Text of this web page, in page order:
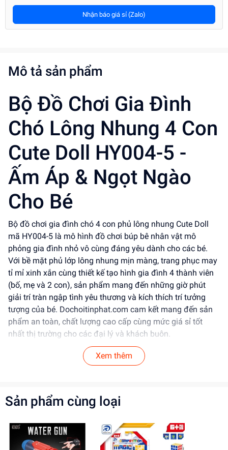
Nhận báo giá sỉ (Zalo)
Mô tả sản phẩm
Bộ Đồ Chơi Gia Đình
Chó Lông Nhung 4 Con
Cute Doll HY004-5 -
Ấm Áp & Ngọt Ngào
Cho Bé
Bộ đồ chơi gia đình chó 4 con phủ lông nhung Cute Doll
mã HY004-5 là mô hình đồ chơi búp bê nhân vật mô
phỏng gia đình nhỏ vô cùng đáng yêu dành cho các bé.
Với bề mặt phủ lớp lông nhung mịn màng, trang phục may
tỉ mỉ xinh xắn cùng thiết kế tạo hình gia đình 4 thành viên
(bố, mẹ và 2 con), sản phẩm mang đến những giờ phút
giải trí tràn ngập tình yêu thương và kích thích trí tưởng
tượng của bé. Dochoitinphat.com cam kết mang đến sản
phẩm an toàn, chất lượng cao cấp cùng mức giá sỉ tốt
nhất thị trường cho các đại lý và khách buôn.
Tính Năng Nổi Bật
4.5cm) khoác lên mình những bộ trang phục vải họa
tiết caro, đầm xòe và áo yếm xinh xắn.
Lớp phủ lông nhung êm ái:Bề mặt các nhân vật
được phủ lớp lông nhung mịn màng, tạo cảm giác
Xem thêm
Sản phẩm cùng loại